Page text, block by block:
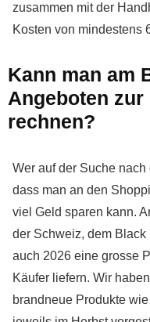
zusammen mit der
Kosten von mindestens
Kann man am
Angeboten
rechnen?
Wer auf der Suche
dass man an den
viel Geld sparen kann.
der Schweiz, dem
auch 2026 eine grosse
Käufer liefern. Wir
brandneue Produkte